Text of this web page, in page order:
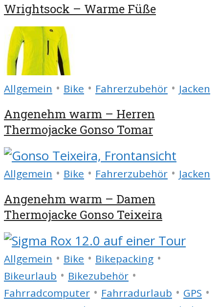
Wrightsock – Warme Füße
Allgemein • Bike • Fahrerzubehör • Jacken
Angenehm warm – Herren
Thermojacke Gonso Tomar
Allgemein • Bike • Fahrerzubehör • Jacken
Angenehm warm – Damen
Thermojacke Gonso Teixeira
Allgemein • Bike • Bikepacking •
Bikeurlaub • Bikezubehör •
Fahrradcomputer • Fahrradurlaub • GPS •